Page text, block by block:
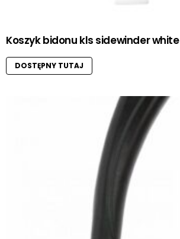
Koszyk bidonu kls sidewinder white
DOSTĘPNY TUTAJ